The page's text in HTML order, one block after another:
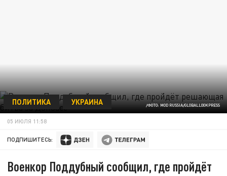
/ФОТО: MOD RUSSIA/GLOBALLOOKPRESS
ПОЛИТИКА УКРАИНА
05 ИЮЛЯ 11:58
ПОДПИШИТЕСЬ:
Военкор Поддубный сообщил, где пройдёт